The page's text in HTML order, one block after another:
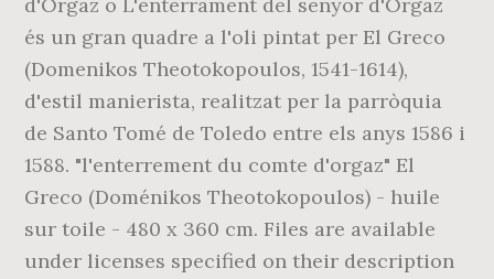
és un gran quadre a l'oli pintat per El Greco
(Domenikos Theotokopoulos, 1541-1614),
d'estil manierista, realitzat per la parròquia
de Santo Tomé de Toledo entre els anys 1586 i
1588. "l'enterrement du comte d'orgaz" El
Greco (Doménikos Theotokopoulos) - huile
sur toile - 480 x 360 cm. Files are available
under licenses specified on their description